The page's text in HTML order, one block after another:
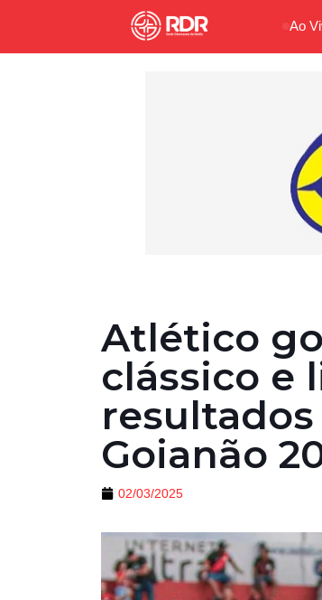
Ao
Atlético
clássico e
Goianão
02/03/2025